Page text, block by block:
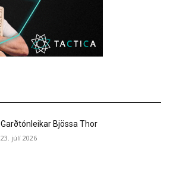
Garðtónleikar Bjössa Thor
23. júlí 2026